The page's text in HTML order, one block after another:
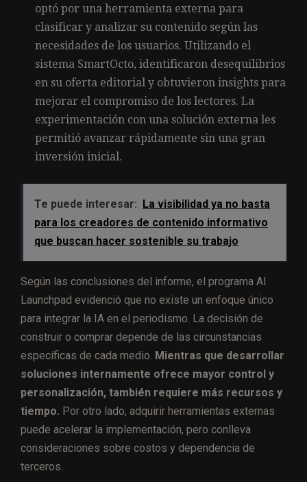
optó por una herramienta externa para
clasificar y analizar su contenido según las
necesidades de los usuarios. Utilizando el
sistema SmartOcto, identificaron desequilibrios
en su oferta editorial y obtuvieron insights para
mejorar el compromiso de los lectores. La
experimentación con una solución externa les
permitió avanzar rápidamente sin una gran
inversión inicial.
Te puede interesar:
La visibilidad ya no basta
para los creadores de contenido informativo
que buscan hacer sostenible su trabajo
Según las conclusiones del informe, el programa AI
Launchpad evidenció que no existe un enfoque único
para integrar la IA en el periodismo. La decisión de
construir o comprar depende de las circunstancias
específicas de cada medio. Mientras que desarrollar
soluciones internamente ofrece mayor control y
personalización, también requiere más recursos y
tiempo. Por otro lado, adquirir herramientas externas
puede acelerar la implementación, pero conlleva
consideraciones sobre costos y dependencia de
terceros.